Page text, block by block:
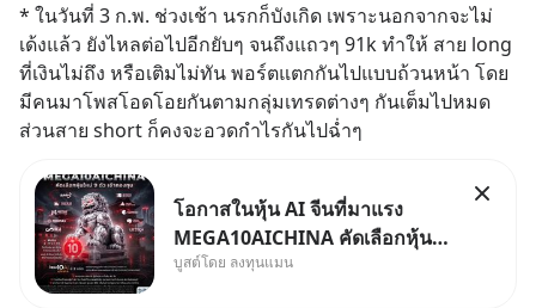
* ในวันที่ 3 ก.พ. ช่วงเช้า นรกก็บังเกิด เพราะนอกจากจะไม่
เด้งแล้ว ยังไหลต่อไปอีกยับๆ จนถึงแถวๆ 91k ทำให้ สาย long
ที่เงินไม่ถึง หรือเติมไม่ทัน พอร์ตแตกกันไปแบบถ้วนหน้า โดย
มีคนมาโพสโอดโอยกันตามกลุ่มเทรดต่างๆ กันเต็มไปหมด
ส่วนสาย short ก็คงจะอวดกำไรกันไปฉ่ำๆ
โอกาสในหุ้น AI จีนที่มาแรง
MEGA10AICHINA คัดเลือกหุ้น
ใหม่ 9 ตัว เข้ากองทุน.. ครอบคลุม
บูสต์โดย ลงทุนแมน